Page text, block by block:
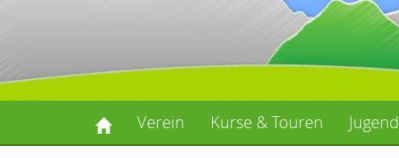
Verein Kurse & Touren Jugend